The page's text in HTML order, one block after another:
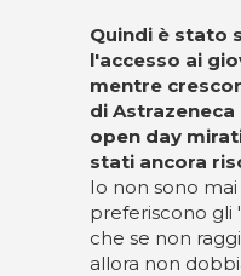
Quindi è stato
l'accesso ai
mentre
di
open day
stati ancora
Io non sono
preferiscono gli
che se non
allora non